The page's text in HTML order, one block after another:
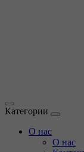
Категории
О нас
О нас